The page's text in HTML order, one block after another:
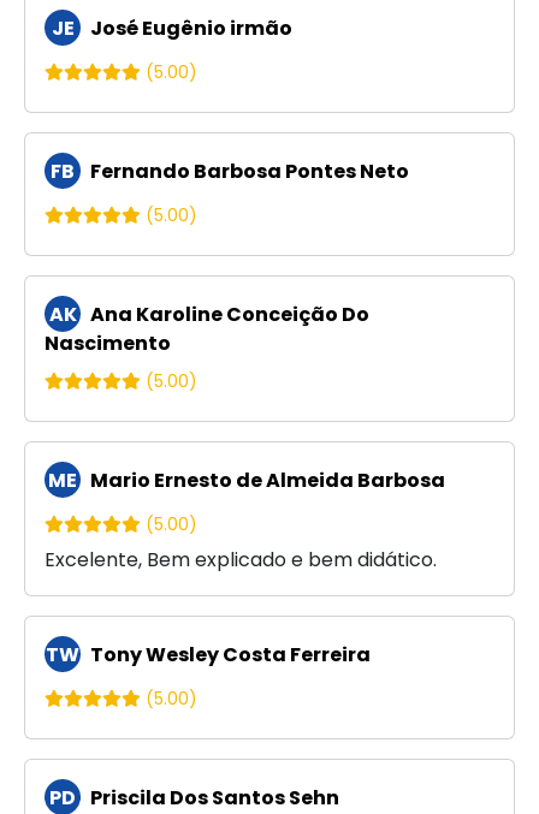
JE José Eugênio irmão
(5.00)
FB Fernando Barbosa Pontes Neto
(5.00)
AK Ana Karoline Conceição Do
Nascimento
(5.00)
ME Mario Ernesto de Almeida Barbosa
(5.00)
Excelente, Bem explicado e bem didático.
TW Tony Wesley Costa Ferreira
(5.00)
PD Priscila Dos Santos Sehn